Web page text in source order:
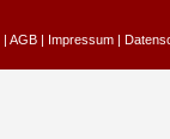
| AGB | Impressum |